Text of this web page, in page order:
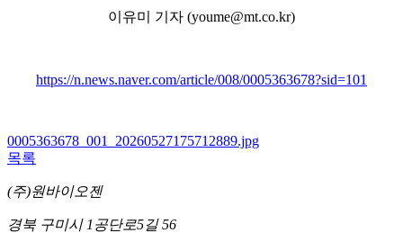
이유미 기자 (youme@mt.co.kr)
https://n.news.naver.com/article/008/0005363678?sid=101
0005363678_001_20260527175712889.jpg
목록
(주)원바이오젠
경북 구미시 1공단로5길 56